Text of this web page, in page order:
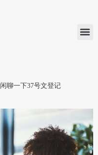
闲聊一下37号文登记